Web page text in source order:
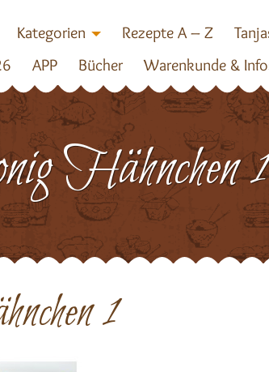
Kategorien Rezepte A – Z
APP Bücher Warenkunde &
Hähnchen 1
1